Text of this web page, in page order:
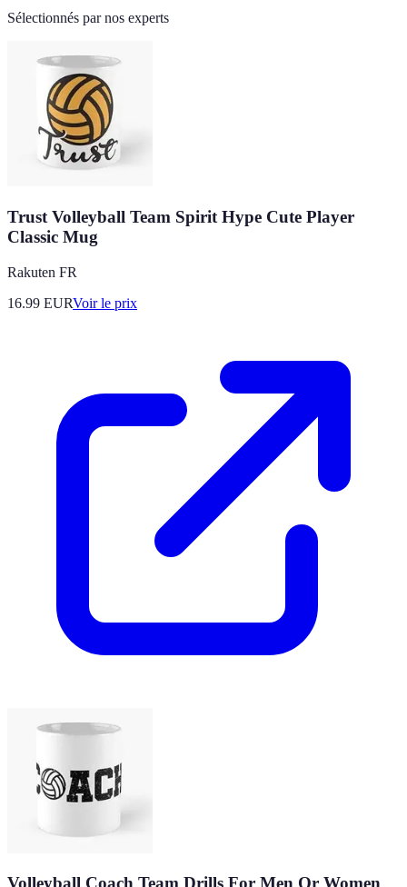
Sélectionnés par nos experts
Trust Volleyball Team Spirit Hype Cute Player
Classic Mug
Rakuten FR
16.99 EURVoir le prix